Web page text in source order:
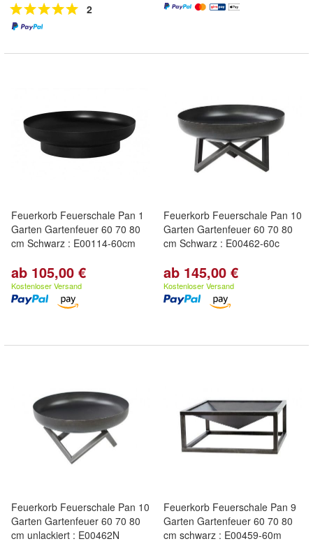
2
Feuerkorb Feuerschale Pan 1
Garten Gartenfeuer 60 70 80
cm Schwarz : E00114-60cm
ab 105,00 €
Kostenloser Versand
Feuerkorb Feuerschale Pan 10
Garten Gartenfeuer 60 70 80
cm Schwarz : E00462-60c
ab 145,00 €
Kostenloser Versand
Feuerkorb Feuerschale Pan 10
Garten Gartenfeuer 60 70 80
cm unlackiert : E00462N
Feuerkorb Feuerschale Pan 9
Garten Gartenfeuer 60 70 80
cm schwarz : E00459-60m